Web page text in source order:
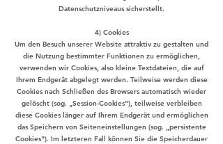
Datenschutzniveaus sicherstellt.
4) Cookies
Um den Besuch unserer Website attraktiv zu gestalten und
die Nutzung bestimmter Funktionen zu ermöglichen,
verwenden wir Cookies, also kleine Textdateien, die auf
Ihrem Endgerät abgelegt werden. Teilweise werden diese
Cookies nach Schließen des Browsers automatisch wieder
gelöscht (sog. „Session-Cookies“), teilweise verbleiben
diese Cookies länger auf Ihrem Endgerät und ermöglichen
das Speichern von Seiteneinstellungen (sog. „persistente
Cookies“). Im letzteren Fall können Sie die Speicherdauer